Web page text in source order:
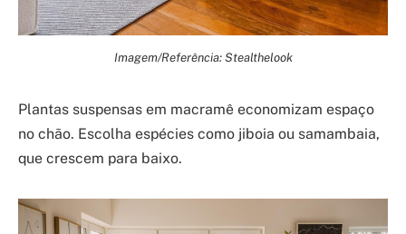
Imagem/Referência: Stealthelook
Plantas suspensas em macramê economizam espaço
no chão. Escolha espécies como jiboia ou samambaia,
que crescem para baixo.